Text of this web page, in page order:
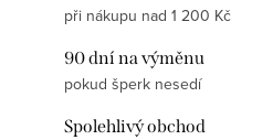
při nákupu nad 1 200 Kč
90 dní na výměnu
pokud šperk nesedí
Spolehlivý obchod